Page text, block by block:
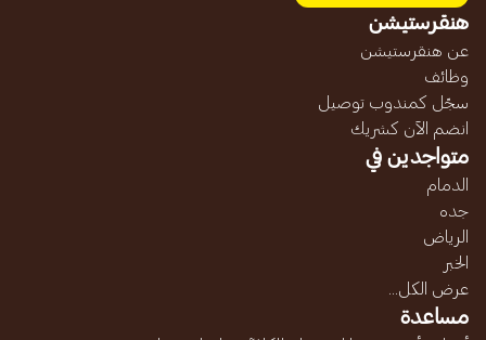
هنقرستيشن
عن هنقرستيشن
وظائف
سجّل كمندوب توصيل
انضم الآن كشريك
متواجدين في
الدمام
جده
الرياض
الخبر
عرض الكل...
مساعدة